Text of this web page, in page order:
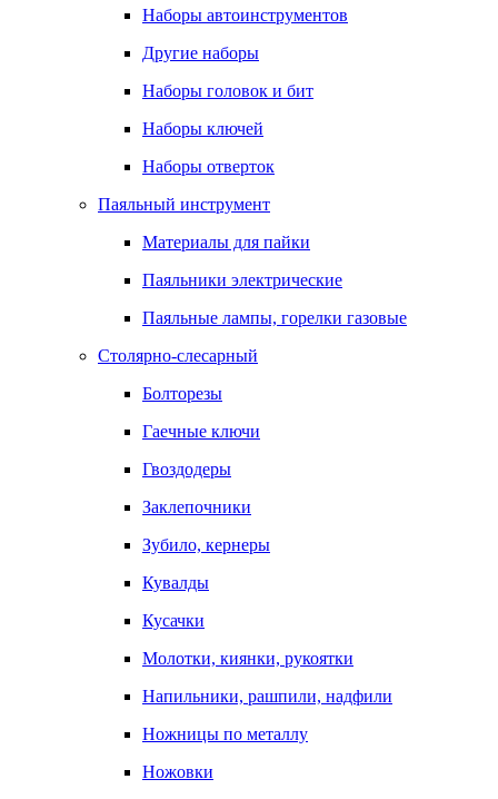
Наборы автоинструментов
Другие наборы
Наборы головок и бит
Наборы ключей
Наборы отверток
Паяльный инструмент
Материалы для пайки
Паяльники электрические
Паяльные лампы, горелки газовые
Столярно-слесарный
Болторезы
Гаечные ключи
Гвоздодеры
Заклепочники
Зубило, кернеры
Кувалды
Кусачки
Молотки, киянки, рукоятки
Напильники, рашпили, надфили
Ножницы по металлу
Ножовки